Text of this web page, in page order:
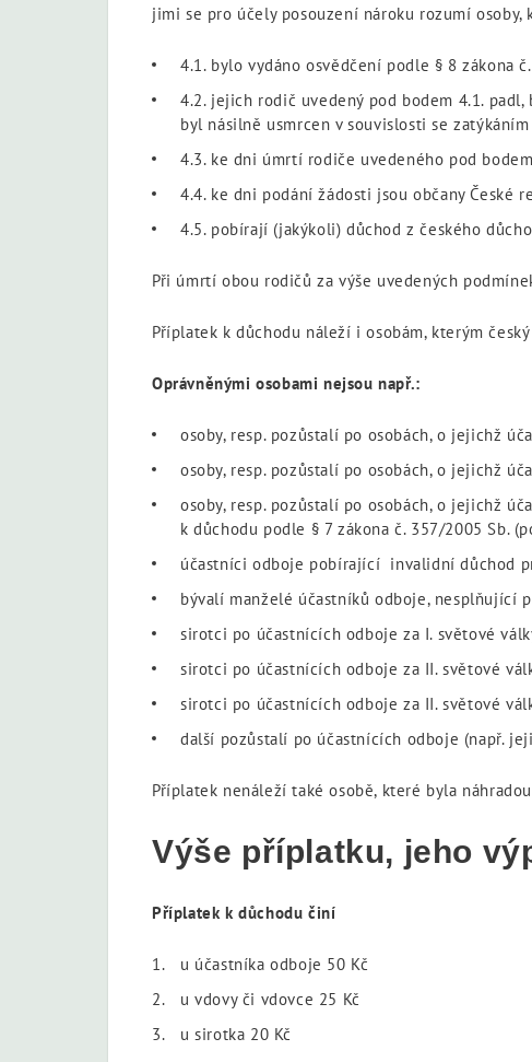
jimi se pro účely posouzení nároku rozumí
4.1. bylo vydáno osvědčení podle § 8 zákona
4.2. jejich rodič uvedený pod bodem 4.1.
byl násilně usmrcen v souvislosti se zatýkáním
4.3. ke dni úmrtí rodiče uvedeného pod
4.4. ke dni podání žádosti jsou občany České
4.5. pobírají (jakýkoli) důchod z českého
Při úmrtí obou rodičů za výše uvedených
Příplatek k důchodu náleží i osobám, kterým
Oprávněnými osobami nejsou např.:
osoby, resp. pozůstalí po osobách, o jejichž
osoby, resp. pozůstalí po osobách, o jejichž
osoby, resp. pozůstalí po osobách, o jejichž
k důchodu podle § 7 zákona č. 357/2005 Sb.
účastníci odboje pobírající invalidní důchod
bývalí manželé účastníků odboje, nesplňující
sirotci po účastnících odboje za I. světové
sirotci po účastnících odboje za II. světové
sirotci po účastnících odboje za II. světové
další pozůstalí po účastnících odboje (např.
Příplatek nenáleží také osobě, které byla
Výše příplatku, jeho
Příplatek k důchodu činí
u účastníka odboje 50 Kč
u vdovy či vdovce 25 Kč
u sirotka 20 Kč